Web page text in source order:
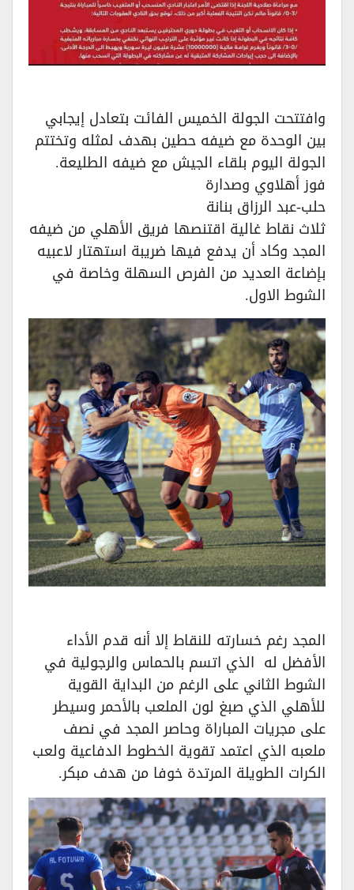
وافتتحت الجولة الخميس الفائت بتعادل إيجابي
بين الوحدة مع ضيفه حطين بهدف لمثله وتختتم
الجولة اليوم بلقاء الجيش مع ضيفه الطليعة.
فوز أهلاوي وصدارة
حلب-عبد الرزاق بنانة
ثلاث نقاط غالية اقتنصها فريق الأهلي من ضيفه
المجد وكاد أن يدفع فيها ضريبة استهتار لاعبيه
بإضاعة العديد من الفرص السهلة وخاصة في
الشوط الاول.
المجد رغم خسارته للنقاط إلا أنه قدم الأداء
الأفضل له الذي اتسم بالحماس والرجولية في
الشوط الثاني على الرغم من البداية القوية
للأهلي الذي صبغ لون الملعب بالأحمر وسيطر
على مجريات المباراة وحاصر المجد في نصف
ملعبه الذي اعتمد تقوية الخطوط الدفاعية ولعب
الكرات الطويلة المرتدة خوفا من هدف مبكر.